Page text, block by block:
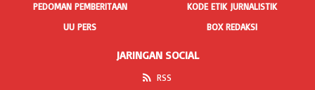
PEDOMAN PEMBERITAAN
KODE ETIK JURNALISTIK
UU PERS
BOX REDAKSI
JARINGAN SOCIAL
RSS